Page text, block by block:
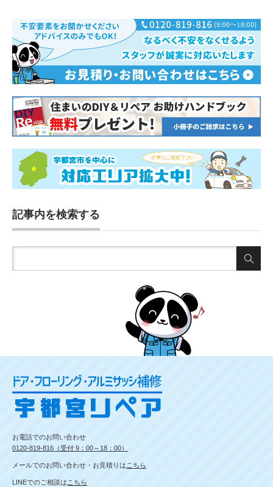
記事内を検索する
お電話でのお問い合わせ
0120-819-816（受付 9：00～18：00）
メールでのお問い合わせ・お見積りは こちら
LINEでのご相談は こちら